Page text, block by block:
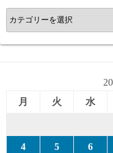
カ
テ
ゴ
月
火 水
4 5 6